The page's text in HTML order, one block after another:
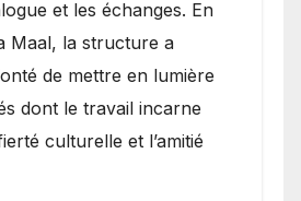
et les échanges. En
Maal, la structure a
de mettre en lumière
dont le travail incarne
culturelle et l’amitié